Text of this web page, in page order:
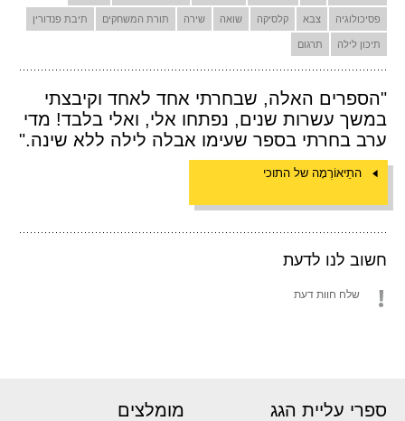
פסיכולוגיה צבא קלסיקה שואה שירה תורת המשחקים תיבת פנדורין
תיכון לילה תרגום
"הספרים האלה, שבחרתי אחד לאחד וקיבצתי
במשך עשרות שנים, נפתחו אלי, ואלי בלבד! מדי
ערב בחרתי בספר שעימו אבלה לילה ללא שינה."
התֵיאוֹרֶמָה של התוכי
חשוב לנו לדעת
שלח חוות דעת
ספרי עליית הגג מומלצים